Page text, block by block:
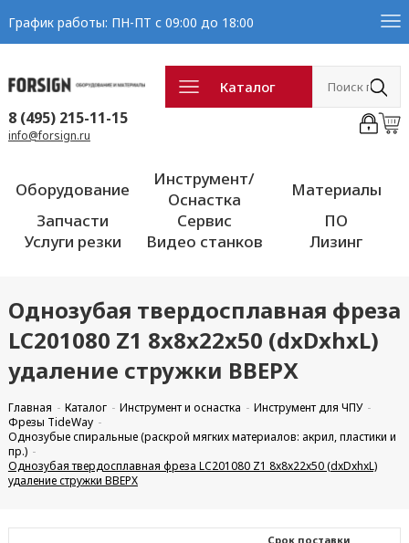
График работы: ПН-ПТ с 09:00 до 18:00
Каталог
8 (495) 215-11-15
info@forsign.ru
Оборудование
Инструмент/
Оснастка
Материалы
Запчасти
Сервис
ПО
Услуги резки
Видео станков Лизинг
Однозубая твердосплавная фреза
LC201080 Z1 8x8x22x50 (dxDxhxL)
удаление стружки ВВЕРХ
Главная Каталог Инструмент и оснастка
Инструмент для ЧПУ
Фрезы TideWay
Однозубые спиральные (раскрой мягких материалов: акрил, пластики и
пр.)
Однозубая твердосплавная фреза LC201080 Z1 8x8x22x50 (dxDxhxL)
удаление стружки ВВЕРХ
Cрок поставки